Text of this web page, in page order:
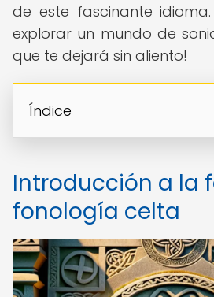
de este fascinante
explorar un mundo de
que te dejará sin aliento!
Índice
Introducción a la
fonología celta